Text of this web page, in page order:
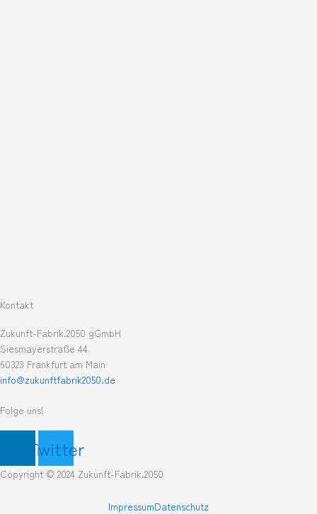
Kontakt
Zukunft-Fabrik.2050 gGmbH
Siesmayerstraße 44
60323 Frankfurt am Main
info@zukunftfabrik2050.de
Folge uns!
Twitter
Copyright © 2024 Zukunft-Fabrik.2050
ImpressumDatenschutz